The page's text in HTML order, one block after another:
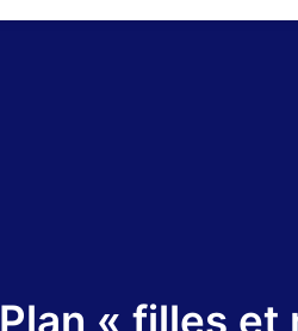
Plan « filles